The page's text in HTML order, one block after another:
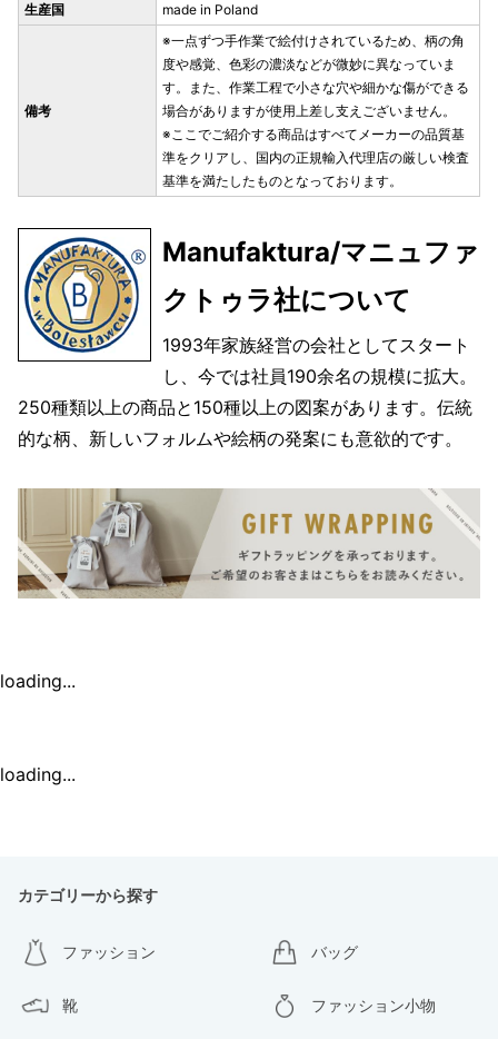
生産国
made in Poland
備考
※一点ずつ手作業で絵付けされているため、柄の角
度や感覚、色彩の濃淡などが微妙に異なっていま
す。また、作業工程で小さな穴や細かな傷ができる
場合がありますが使用上差し支えございません。
※ここでご紹介する商品はすべてメーカーの品質基
準をクリアし、国内の正規輸入代理店の厳しい検査
基準を満たしたものとなっております。
Manufaktura/マニュファ
クトゥラ社について
1993年家族経営の会社としてスタート
し、今では社員190余名の規模に拡大。
250種類以上の商品と150種以上の図案があります。伝統
的な柄、新しいフォルムや絵柄の発案にも意欲的です。
loading...
loading...
カテゴリーから探す
ファッション バッグ
靴 ファッション小物